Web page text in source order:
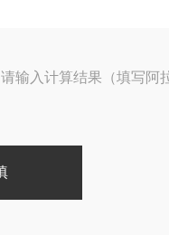
请输入计算结果（填写阿